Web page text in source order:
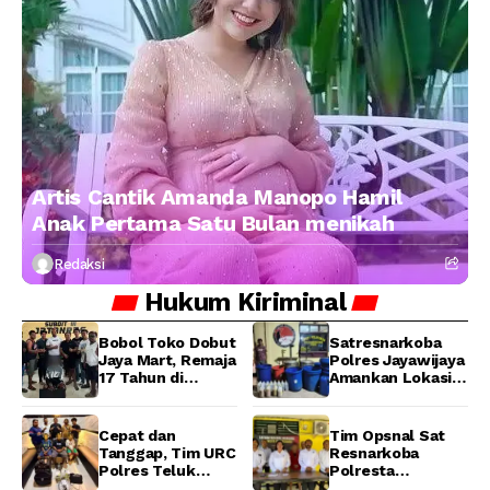
Artis Cantik Amanda Manopo Hamil
Anak Pertama Satu Bulan menikah
Redaksi
Hukum Kiriminal
Bobol Toko Dobut
Jaya Mart, Remaja
17 Tahun di
URC Resmob
Jatanras Polda
Papua Barat
Satresnarkoba
Polres Jayawijaya
Amankan Lokasi
Wamena
Cepat dan
Tanggap, Tim URC
Polres Teluk
Tim Opsnal Sat
Resnarkoba
Polresta